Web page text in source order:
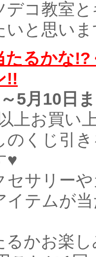
デコ教室
いと思い
るかな!?
!!
5月10 日
上お買い
のくじ引
♥
セサリー
イテムが
るかお楽